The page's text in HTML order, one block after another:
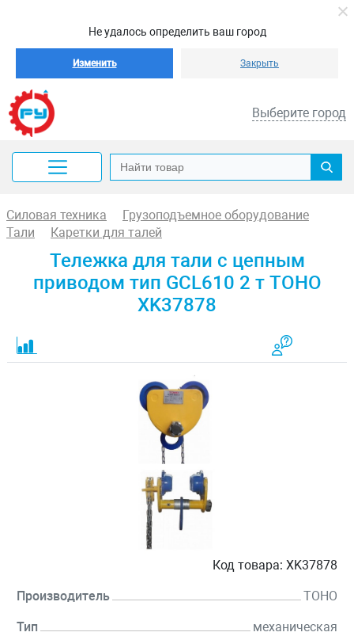
Не удалось определить ваш город
Изменить Закрыть
Выберите город
Силовая техника
Грузоподъемное оборудование
Тали
Каретки для талей
Тележка для тали с цепным
приводом тип GCL610 2 т TOHO
XK37878
Код товара: XK37878
Производитель TOHO
Тип механическая